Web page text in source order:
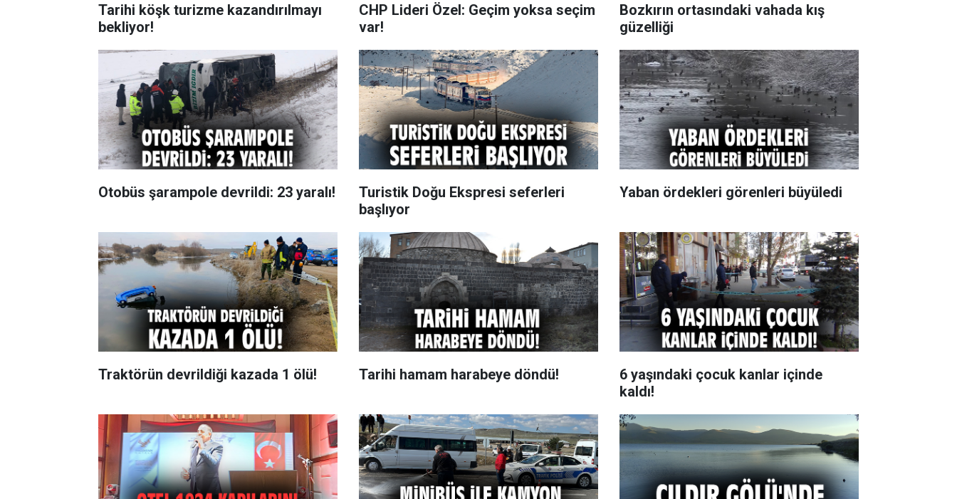
Tarihi köşk turizme kazandırılmayı
bekliyor!
CHP Lideri Özel: Geçim yoksa seçim
var!
Bozkırın ortasındaki vahada kış
güzelliği
Otobüs şarampole devrildi: 23 yaralı!
Turistik Doğu Ekspresi seferleri
başlıyor
Yaban ördekleri görenleri büyüledi
Traktörün devrildiği kazada 1 ölü! Tarihi hamam harabeye döndü!
6 yaşındaki çocuk kanlar içinde
kaldı!